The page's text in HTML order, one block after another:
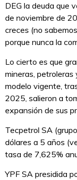
DEG la deuda que
de noviembre de
creces (no
porque nunca la
Lo cierto es que
mineras, petroleras
modelo vigente,
2025, salieron a
expansión de sus
Tecpetrol SA
dólares a 5 años
tasa de 7,625%
YPF SA presidida